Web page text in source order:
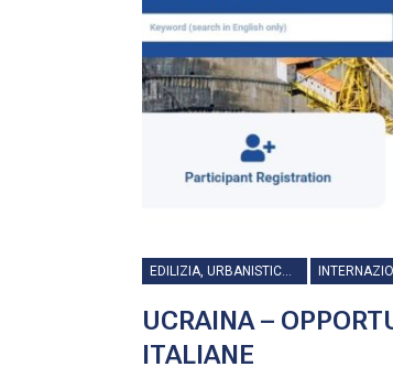
EDILIZIA, URBANISTICA, LAVORI PUBBLICI, INFRASTRUTTURE E TRASPORTI
UCRAINA –
ITALIANE